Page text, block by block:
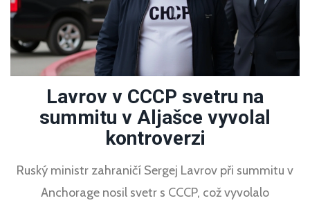
Lavrov v CCCP svetru na
summitu v Aljašce vyvolal
kontroverzi
Ruský ministr zahraničí Sergej Lavrov při summitu v
Anchorage nosil svetr s CCCP, což vyvolalo